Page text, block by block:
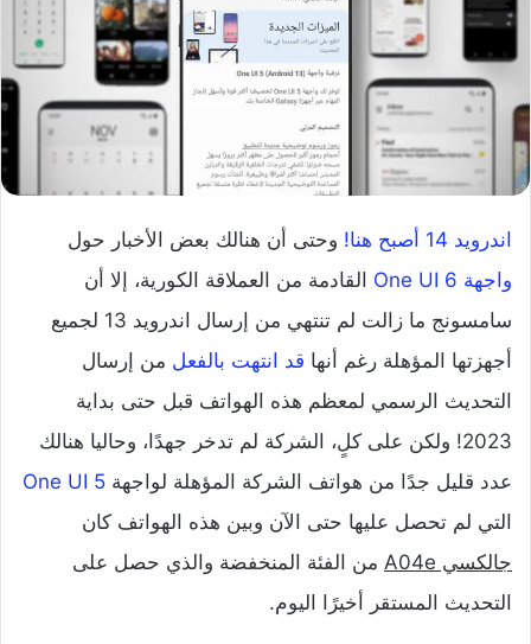
اندرويد 14 أصبح هنا!
وحتى أن هنالك بعض الأخبار حول
واجهة One UI 6
القادمة من العملاقة الكورية، إلا أن
سامسونج ما زالت لم تنتهي من إرسال اندرويد 13 لجميع
أجهزتها المؤهلة رغم أنها قد انتهت بالفعل من إرسال
التحديث الرسمي لمعظم هذه الهواتف قبل حتى بداية
2023! ولكن على كلٍ، الشركة لم تدخر جهدًا، وحاليا هنالك
عدد قليل جدًا من هواتف الشركة المؤهلة لواجهة One UI 5
التي لم تحصل عليها حتى الآن وبين هذه الهواتف كان
جالكسي A04e
من الفئة المنخفضة والذي حصل على
التحديث المستقر أخيرًا اليوم.